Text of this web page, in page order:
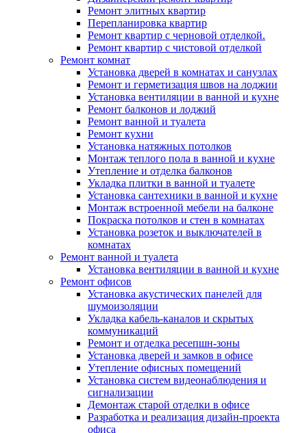
Ремонт элитных квартир
Перепланировка квартир
Ремонт квартир с черновой отделкой.
Ремонт квартир с чистовой отделкой
Ремонт комнат
Установка дверей в комнатах и санузлах
Ремонт и герметизация швов на лоджии
Установка вентиляции в ванной и кухне
Ремонт балконов и лоджий
Ремонт ванной и туалета
Ремонт кухни
Установка натяжных потолков
Монтаж теплого пола в ванной и кухне
Утепление и отделка балконов
Укладка плитки в ванной и туалете
Установка сантехники в ванной и кухне
Монтаж встроенной мебели на балконе
Покраска потолков и стен в комнатах
Установка розеток и выключателей в
комнатах
Ремонт ванной и туалета
Установка вентиляции в ванной и кухне
Ремонт офисов
Установка акустических панелей для
шумоизоляции
Укладка кабель-каналов и скрытых
коммуникаций
Ремонт и отделка ресепшн-зоны
Установка дверей и замков в офисе
Утепление офисных помещений
Установка систем видеонаблюдения и
сигнализации
Демонтаж старой отделки в офисе
Разработка и реализация дизайн-проекта
офиса